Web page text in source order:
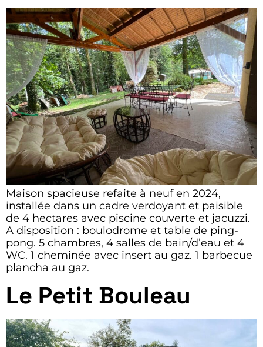
Maison spacieuse refaite à neuf en 2024,
installée dans un cadre verdoyant et paisible
de 4 hectares avec piscine couverte et jacuzzi.
A disposition : boulodrome et table de ping-
pong. 5 chambres, 4 salles de bain/d’eau et 4
WC. 1 cheminée avec insert au gaz. 1 barbecue
plancha au gaz.
Le Petit Bouleau